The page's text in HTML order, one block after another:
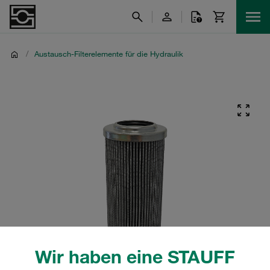
Wir haben eine STAUFF
/ Austausch-Filterelemente für die Hydraulik